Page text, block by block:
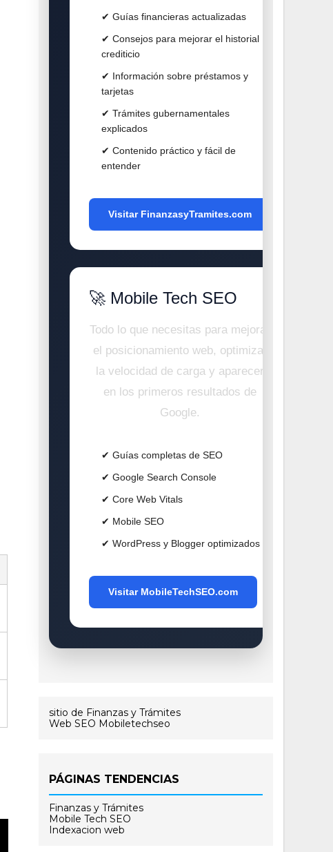
✔ Guías financieras actualizadas
✔ Consejos para mejorar el historial
crediticio
✔ Información sobre préstamos y
tarjetas
✔ Trámites gubernamentales
explicados
✔ Contenido práctico y fácil de
entender
Visitar FinanzasyTramites.com
🚀 Mobile Tech SEO
Todo lo que necesitas para mejorar
el posicionamiento web, optimizar
la velocidad de carga y aparecer
en los primeros resultados de
Google.
✔ Guías completas de SEO
✔ Google Search Console
✔ Core Web Vitals
✔ Mobile SEO
✔ WordPress y Blogger optimizados
Visitar MobileTechSEO.com
sitio de Finanzas y Trámites
Web SEO Mobiletechseo
PÁGINAS TENDENCIAS
Finanzas y Trámites
Mobile Tech SEO
Indexacion web